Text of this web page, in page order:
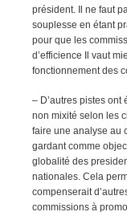
président. Il ne faut
souplesse en étant
pour que les
d’efficience Il vaut
fonctionnement des
– D’autres pistes
non mixité selon les
faire une analyse au
gardant comme
globalité des
nationales. Cela
compenserait
commissions à